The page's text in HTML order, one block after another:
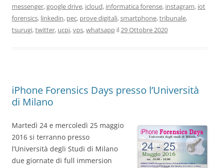
messenger,google drive, icloud, informatica forense, instagram, iot
forensics, linkedin, pec, prove digitali,smartphone,tribunale,
tsurugi,twitter, ucpi,vps,whatsapp il29 Ottobre 2020
iPhone Forensics Days presso l’Università
di Milano
Martedì 24 e mercoledì 25 maggio
2016 si terranno presso
l’Università degli Studi di Milano
due giornate di full immersion